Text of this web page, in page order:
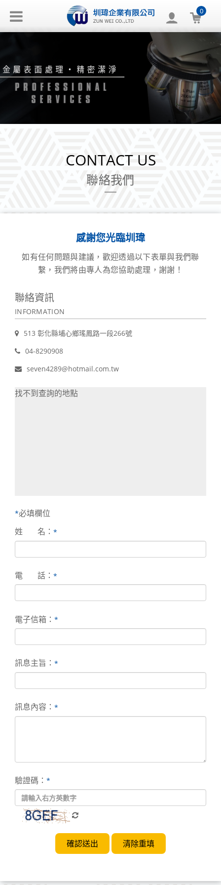
0
CONTACT US
聯絡我們
感謝您光臨圳瑋
如有任何問題與建議，歡迎透過以下表單與我們聯
繫，我們將由專人為您協助處理，謝謝！
聯絡資訊
INFORMATION
513 彰化縣埔心鄉瑤鳳路一段266號
04-8290908
seven4289@hotmail.com.tw
找不到查詢的地點
*必填欄位
姓 名： *
電 話： *
電子信箱： *
訊息主旨： *
訊息內容： *
驗證碼： *
確認送出 清除重填